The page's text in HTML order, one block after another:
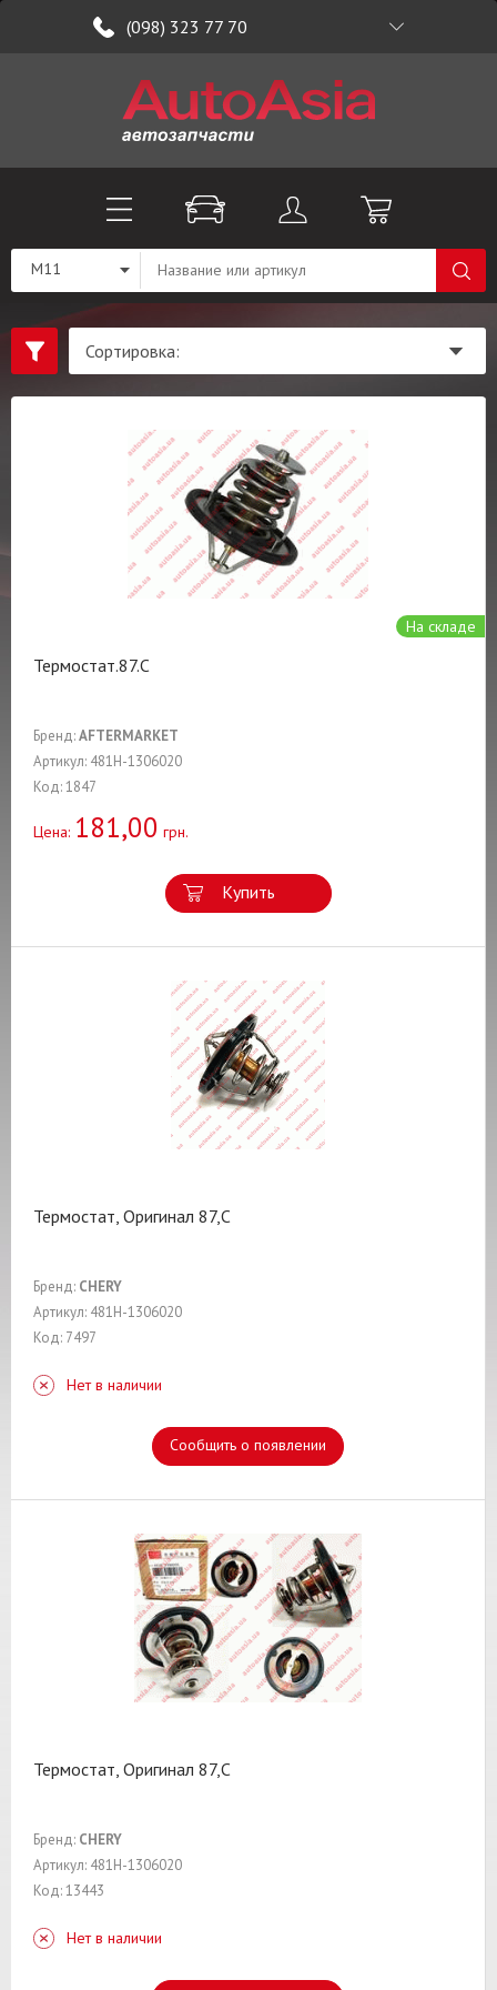
(098) 323 77 70
M11
На складе
Термостат.87.C
Бренд:AFTERMARKET
Артикул: 481H-1306020
Код: 1847
Цена: 181,00 грн.
Купить
Термостат, Оригинал 87,C
Бренд: CHERY
Артикул: 481H-1306020
Код: 7497
Нет в наличии
Сообщить о появлении
Термостат, Оригинал 87,C
Бренд: CHERY
Артикул: 481H-1306020
Код: 13443
Нет в наличии